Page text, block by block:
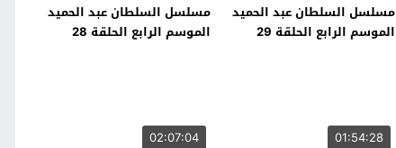
مسلسل السلطان عبد الحميد
الموسم الرابع الحلقة 29
مسلسل السلطان عبد الحميد
الموسم الرابع الحلقة 28
01:54:28
02:07:04